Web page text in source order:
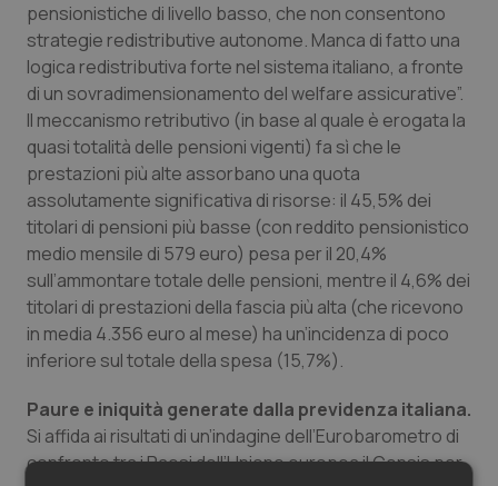
pensionistiche di livello basso, che non consentono
strategie redistributive autonome. Manca di fatto una
logica redistributiva forte nel sistema italiano, a fronte
di un sovradimensionamento del welfare assicurative”.
Il meccanismo retributivo (in base al quale è erogata la
quasi totalità delle pensioni vigenti) fa sì che le
prestazioni più alte assorbano una quota
assolutamente significativa di risorse: il 45,5% dei
titolari di pensioni più basse (con reddito pensionistico
medio mensile di 579 euro) pesa per il 20,4%
sull’ammontare totale delle pensioni, mentre il 4,6% dei
titolari di prestazioni della fascia più alta (che ricevono
in media 4.356 euro al mese) ha un’incidenza di poco
inferiore sul totale della spesa (15,7%).
Paure e iniquità generate dalla previdenza italiana.
Si affida ai risultati di un’indagine dell’Eurobarometro di
confronto tra i Paesi dell’Unione europea il Censis per